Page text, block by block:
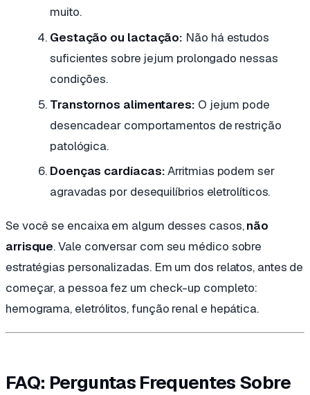
muito.
Gestação ou lactação: Não há estudos
suficientes sobre jejum prolongado nessas
condições.
Transtornos alimentares: O jejum pode
desencadear comportamentos de restrição
patológica.
Doenças cardíacas:Arritmias podem ser
agravadas por desequilíbrios eletrolíticos.
Se você se encaixa em algum desses casos,não
arrisque. Vale conversar com seu médico sobre
estratégias personalizadas. Em um dos relatos, antes de
começar, a pessoa fez um check-up completo:
hemograma, eletrólitos, função renal e hepática.
FAQ: Perguntas Frequentes Sobre